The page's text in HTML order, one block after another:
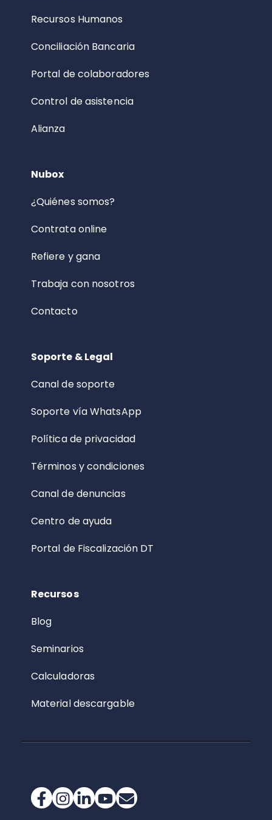
Recursos Humanos
Conciliación Bancaria
Portal de colaboradores
Control de asistencia
Alianza
Nubox
¿Quiénes somos?
Contrata online
Refiere y gana
Trabaja con nosotros
Contacto
Soporte & Legal
Canal de soporte
Soporte vía WhatsApp
Política de privacidad
Términos y condiciones
Canal de denuncias
Centro de ayuda
Portal de Fiscalización DT
Recursos
Blog
Seminarios
Calculadoras
Material descargable